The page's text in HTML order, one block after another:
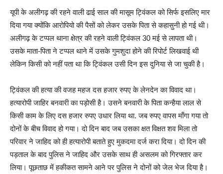
यूपी के अलीगढ़ की रहने वाली ढाई साल की मासूम ट्विंकल को सिर्फ इसलिए मार
दिया गया क्योंकि आरोपियो की पैसों को लेकर उसके पिता से कहासुनी हो गई थी।
अलीगढ़ के टप्पल थाना क्षेत्र की रहने वाली ट्विंकल 30 मई से लापता थी।
उसके माता-पिता ने टप्पल थाने में उसके गुमशुदा होने की रिपोर्ट लिखवाई थी
लेकिन किसी को नहीं पता था कि ट्विंकल उसी दिन इस दुनिया से जा चुकी है।
ट्विंकल की हत्या की वजह महज दस हजार रुपए के लेनदेन का विवाद था।
हत्यारोपी जाहिर बनवारी का पड़ोसी है। उसने बनवारी के पिता कन्हैया लाल से
किसी काम के लिए दस हजार रुपए उधार लिया था. जब रुपए वापस माँगा गया तो
दोनों के बीच विवाद हो गया। दो दिन बाद जब उसका क्षत विक्षत शव मिला तो
परिवार ने जाहिद को ही हत्यारोपी बताते हुए मुकदमा दर्ज करा दिया। दो दिन की
पड़ताल के बाद पुलिस ने जाहिद और उसके साथ ही असलम को गिरफ्तार कर
लिया। पूछताछ में हकीकत सामने आने पर पुलिस ने दोनों को जेल भेज दिया है।